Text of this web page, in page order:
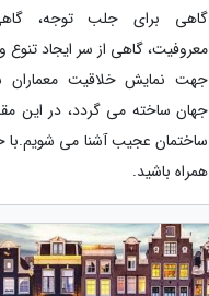
گاهی برای جلب توجه،
معروفیت، گاهی از سر ایجاد تنوع
جهت نمایش خلاقیت معماران
ساختمان عجیب آشنا می شویم.با
همراه باشید.